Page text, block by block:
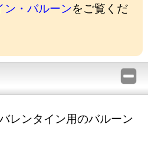
ン・バルーンをご覧くだ
レンタイン用のバルーン